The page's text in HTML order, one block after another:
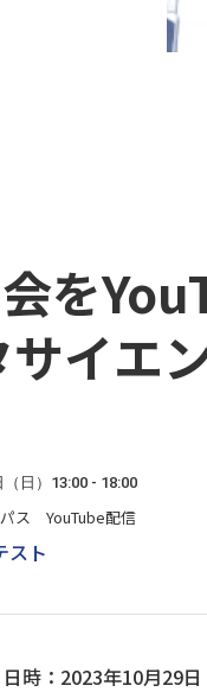
会を
イエ
日）13:00 - 18:00
ス YouTube配信
スト
日時：2023年10月29